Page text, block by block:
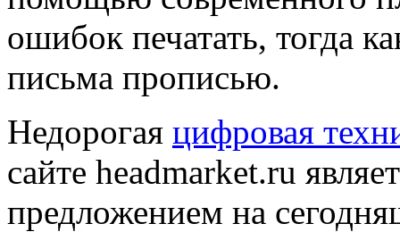
ошибок печатать, тогда
письма прописью.
Недорогая цифровая
сайте headmarket.ru
предложением на